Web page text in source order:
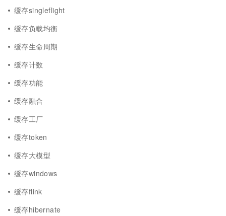
缓存singleflight
缓存负载均衡
缓存生命周期
缓存计数
缓存功能
缓存融合
缓存工厂
缓存token
缓存大模型
缓存windows
缓存flink
缓存hibernate